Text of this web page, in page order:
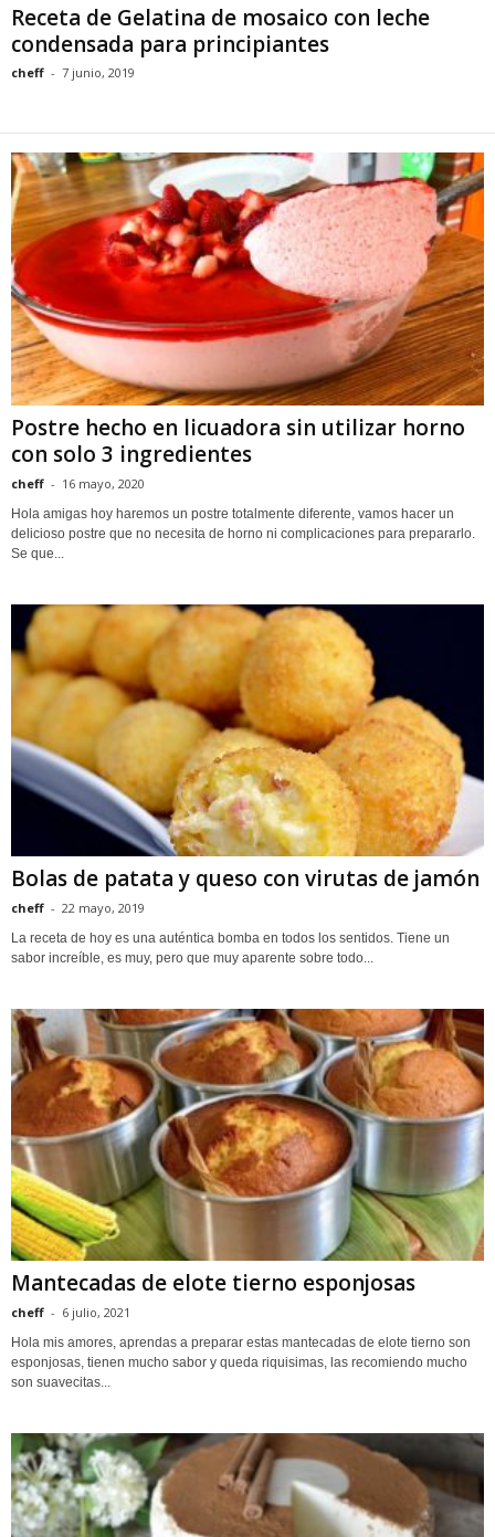
Receta de Gelatina de mosaico con leche
condensada para principiantes
cheff - 7 junio, 2019
Postre hecho en licuadora sin utilizar horno
con solo 3 ingredientes
cheff - 16 mayo, 2020
Hola amigas hoy haremos un postre totalmente diferente, vamos hacer un
delicioso postre que no necesita de horno ni complicaciones para prepararlo.
Se que...
Bolas de patata y queso con virutas de jamón
cheff - 22 mayo, 2019
La receta de hoy es una auténtica bomba en todos los sentidos. Tiene un
sabor increíble, es muy, pero que muy aparente sobre todo...
Mantecadas de elote tierno esponjosas
cheff - 6 julio, 2021
Hola mis amores, aprendas a preparar estas mantecadas de elote tierno son
esponjosas, tienen mucho sabor y queda riquisimas, las recomiendo mucho
son suavecitas...